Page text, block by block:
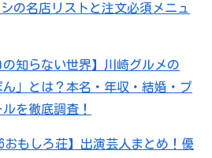
の名店リストと注文必須メニュ
の知らない世界】川崎グルメの
ん」とは？本名・年収・結婚・プ
を徹底調査！
おもしろ荘】出演芸人まとめ！優